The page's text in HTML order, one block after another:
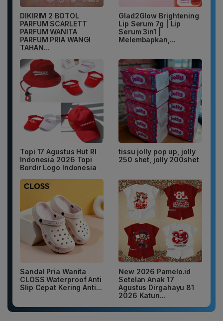
DIKIRIM 2 BOTOL
PARFUM SCARLETT
PARFUM WANITA
PARFUM PRIA WANGI
TAHAN...
Glad2Glow Brightening
Lip Serum 7g | Lip
Serum 3in1 |
Melembapkan,...
Topi 17 Agustus Hut RI
Indonesia 2026 Topi
Bordir Logo Indonesia
tissu jolly pop up, jolly
250 shet, jolly 200shet
Sandal Pria Wanita
CLOSS Waterproof Anti
Slip Cepat Kering Anti...
New 2026 Pamelo.id
Setelan Anak 17
Agustus Dirgahayu 81
2026 Katun...